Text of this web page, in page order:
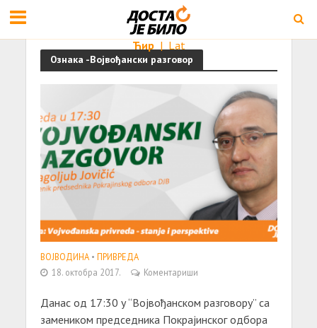
Ћир | Lat
Ознака -Војвођански разговор
ВОЈВОДИНА • ПРИВРЕДА
18. октобра 2017.
Коментариши
Данас од 17:30 у “Војвођанском разговору” са
замеником председника Покрајинског одбора